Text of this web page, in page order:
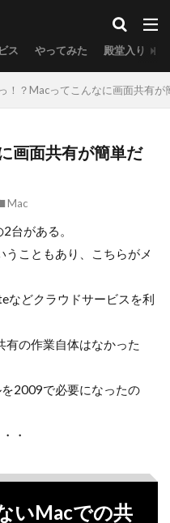
ス やってみた 殿堂入り
！？Macってこんなに画面共有が
画面共有が簡単だ
Mac
台がある。
こともあり、こちらがメ
などクラウドサービスを利
有の作業自体はなかった
2009で必要になったの
・
いMacでの共